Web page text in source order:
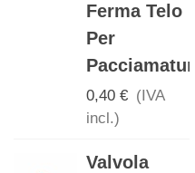
Ferma Telo
Per
Pacciamatura
0,40 € (IVA
incl.)
Valvola